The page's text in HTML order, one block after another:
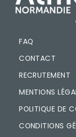
FAQ
CONTACT
RECRUTEMENT
MENTIONS
POLITIQUE DE
CONDITIONS